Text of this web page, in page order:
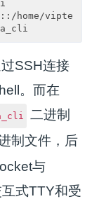
home/vipte
SSH连接
。而在
二进制
制文件，后
与
式TTY和受